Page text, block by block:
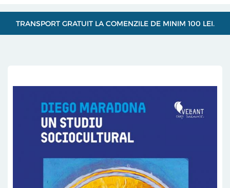
TRANSPORT GRATUIT LA COMENZILE DE MINIM 100 LEI.